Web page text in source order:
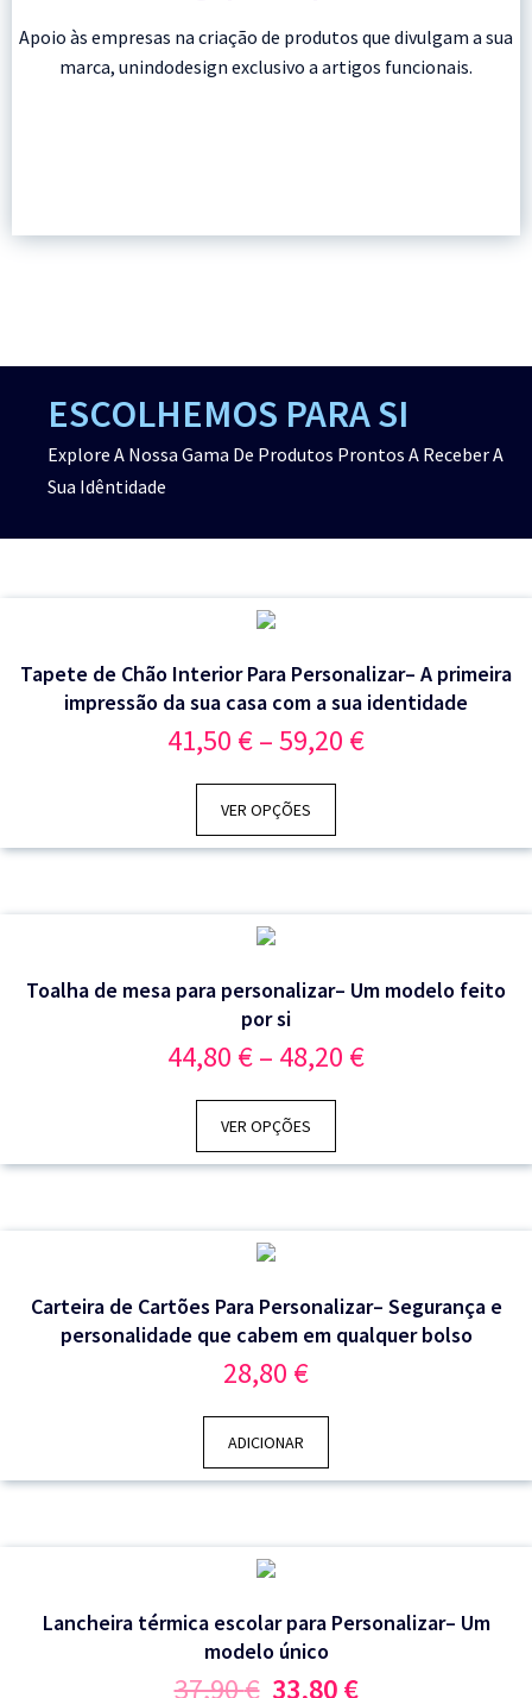
Apoio às empresas na criação de produtos que divulgam a sua
marca, unindodesign exclusivo a artigos funcionais.
ESCOLHEMOS PARA SI
Explore A Nossa Gama De Produtos Prontos A Receber A
Sua Idêntidade
Tapete de Chão Interior Para Personalizar– A primeira
impressão da sua casa com a sua identidade
41,50 €–59,20 €Price
VER OPÇÕES
Toalha de mesa para personalizar– Um modelo feito
por si
44,80 €– 48,20 €Price
VER OPÇÕES
Carteira de Cartões Para Personalizar– Segurança e
personalidade que cabem em qualquer bolso
28,80 €
ADICIONAR
Lancheira térmica escolar para Personalizar– Um
modelo único
37,90€ O
33,80€O